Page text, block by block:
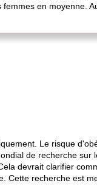
en moyenne.
Le risque
de recherche
devrait clarifier
Cette recherche est